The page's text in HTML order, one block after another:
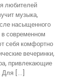
любителей
музыка,
насыщенного
современном
себя комфортно
вечеринки,
привлекающие
Для […]